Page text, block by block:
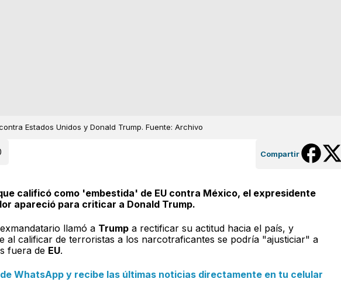
Estados Unidos y Donald Trump. Fuente: Archivo
Compartir
calificó como 'embestida' de EU contra México, el expresidente
apareció para criticar a Donald Trump.
llamó a Trumpa rectificar su actitud hacia el país, y
al calificar de terroristas a los narcotraficantes se podría "ajusticiar" a
fuera de EU.
WhatsApp y recibe las últimas noticias directamente en tu celular